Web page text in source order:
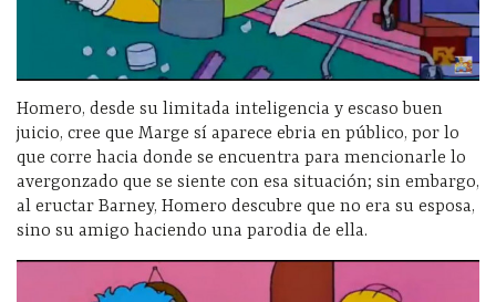
Homero, desde su limitada inteligencia y escaso buen
juicio, cree que Marge sí aparece ebria en público, por lo
que corre hacia donde se encuentra para mencionarle lo
avergonzado que se siente con esa situación; sin embargo,
al eructar Barney, Homero descubre que no era su esposa,
sino su amigo haciendo una parodia de ella.